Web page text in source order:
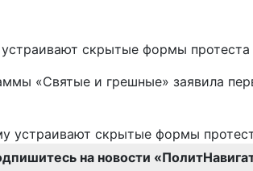
скрытые формы протеста
«Святые и грешные» заявила
на новости